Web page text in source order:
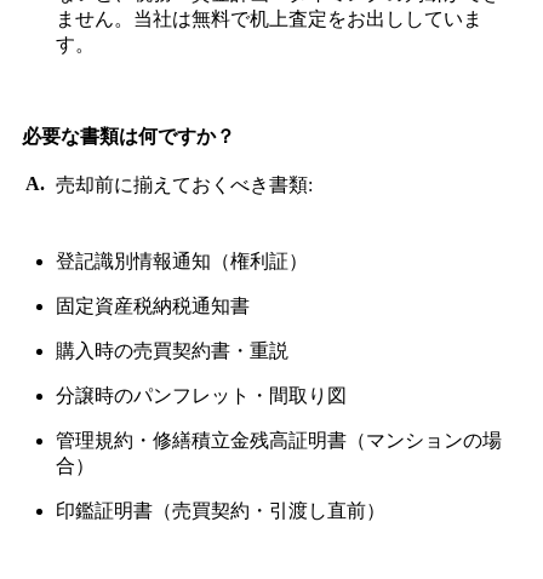
ません。当社は無料で机上査定をお出ししていま
す。
必要な書類は何ですか？
売却前に揃えておくべき書類:
登記識別情報通知（権利証）
固定資産税納税通知書
購入時の売買契約書・重説
分譲時のパンフレット・間取り図
管理規約・修繕積立金残高証明書（マンションの場
合）
印鑑証明書（売買契約・引渡し直前）